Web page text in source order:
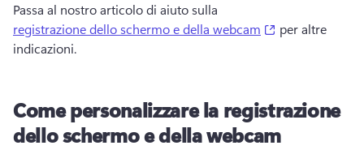
Passa al nostro articolo di aiuto sulla
registrazione dello schermo e della webcam
(opens in a
per altre
indicazioni.
Come personalizzare la registrazione
dello schermo e della webcam